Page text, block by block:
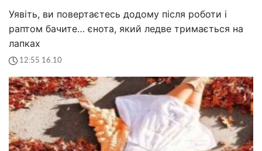
Уявіть, ви повертаєтесь додому після роботи і
раптом бачите… єнота, який ледве тримається на
лапках
12:55 16.10